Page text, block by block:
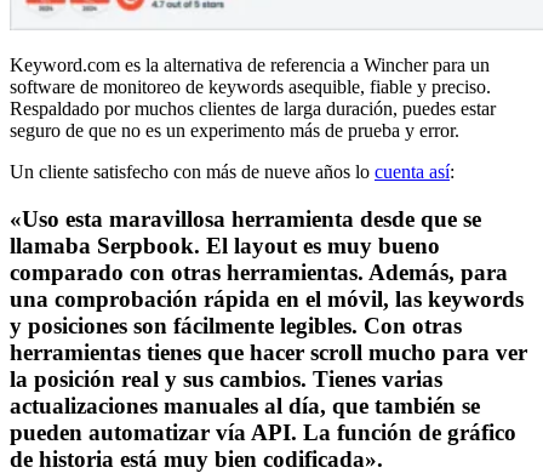
Keyword.com es la alternativa de referencia a Wincher para un
software de monitoreo de keywords asequible, fiable y preciso.
Respaldado por muchos clientes de larga duración, puedes estar
seguro de que no es un experimento más de prueba y error.
Un cliente satisfecho con más de nueve años lo cuenta así:
«Uso esta maravillosa herramienta desde que se
llamaba Serpbook. El layout es muy bueno
comparado con otras herramientas. Además, para
una comprobación rápida en el móvil, las keywords
y posiciones son fácilmente legibles. Con otras
herramientas tienes que hacer scroll mucho para ver
la posición real y sus cambios. Tienes varias
actualizaciones manuales al día, que también se
pueden automatizar vía API. La función de gráfico
de historia está muy bien codificada».